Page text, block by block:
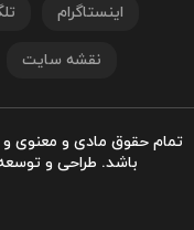
اینستاگرام
نقشه سایت
تمام حقوق مادی و معنوی
باشد. طراحی و